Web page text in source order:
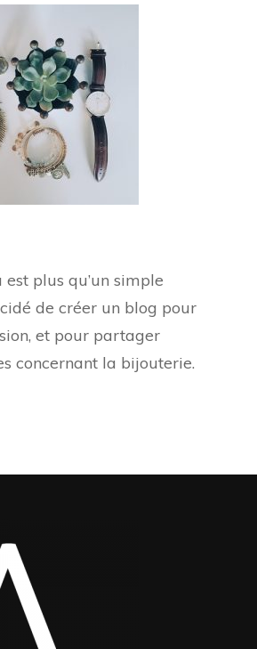
est plus qu’un simple
de créer un blog pour
et pour partager
concernant la bijouterie.